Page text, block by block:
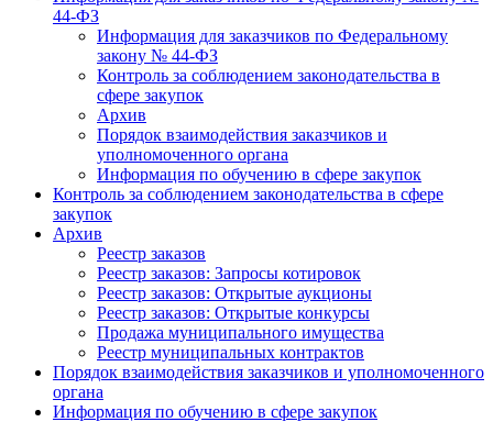
44-ФЗ
Информация для заказчиков по Федеральному
закону № 44-ФЗ
Контроль за соблюдением законодательства в
сфере закупок
Архив
Порядок взаимодействия заказчиков и
уполномоченного органа
Информация по обучению в сфере закупок
Контроль за соблюдением законодательства в сфере
закупок
Архив
Реестр заказов
Реестр заказов: Запросы котировок
Реестр заказов: Открытые аукционы
Реестр заказов: Открытые конкурсы
Продажа муниципального имущества
Реестр муниципальных контрактов
Порядок взаимодействия заказчиков и уполномоченного
органа
Информация по обучению в сфере закупок